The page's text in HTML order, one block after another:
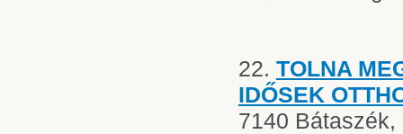
22. TOLNA
IDŐSEK
7140